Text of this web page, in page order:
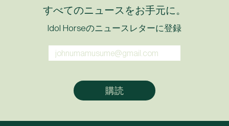
すべてのニュースをお手元に。
Idol Horseのニュースレターに登録